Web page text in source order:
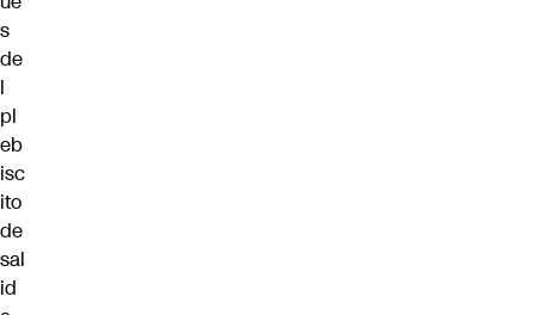
s
de
l
pl
eb
isc
ito
de
sal
id